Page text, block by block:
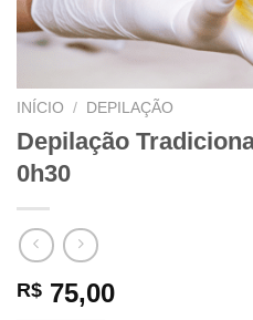
INÍCIO / DEPILAÇÃO
Depilação
0h30
R$ 75,00